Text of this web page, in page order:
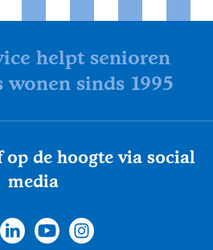
helpt senioren
sinds 1995
de hoogte via social
media